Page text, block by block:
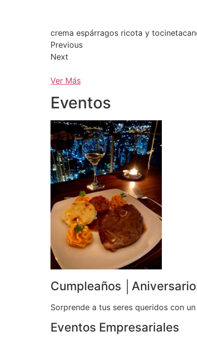
crema espárragos ricota y
Previous
Next
Ver Más
Eventos
Cumpleaños
Sorprende a tus seres queridos con
Eventos Empresariales